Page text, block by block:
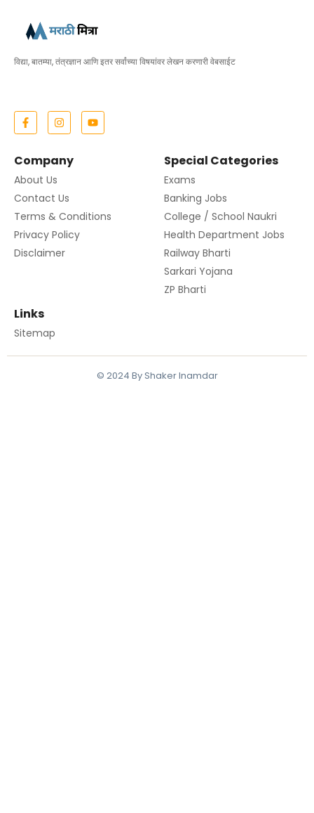
विद्या, बातम्या, तंत्रज्ञान आणि इतर सर्वांच्या विषयांवर लेखन करणारी वेबसाईट
Company
About Us
Contact Us
Terms & Conditions
Privacy Policy
Disclaimer
Special Categories
Exams
Banking Jobs
College / School Naukri
Health Department Jobs
Railway Bharti
Sarkari Yojana
ZP Bharti
Links
Sitemap
© 2024 By Shaker Inamdar